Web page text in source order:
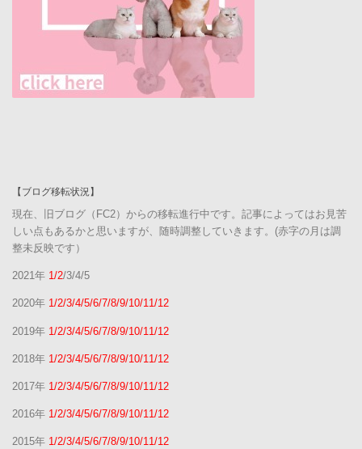
【ブログ移転状況】
現在、旧ブログ（FC2）からの移転進行中です。記事によってはお見苦
しい点もあるかと思いますが、随時調整していきます。(赤字の月は調
整未反映です）
2021年 1/2/3/4/5
2020年 1/2/3/4/5/6/7/8/9/10/11/12
2019年 1/2/3/4/5/6/7/8/9/10/11/12
2018年 1/2/3/4/5/6/7/8/9/10/11/12
2017年 1/2/3/4/5/6/7/8/9/10/11/12
2016年 1/2/3/4/5/6/7/8/9/10/11/12
2015年 1/2/3/4/5/6/7/8/9/10/11/12